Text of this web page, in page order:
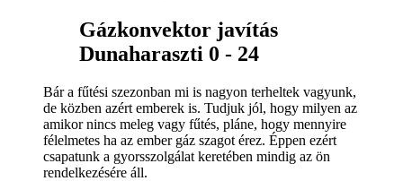
Gázkonvektor javítás
Dunaharaszti 0 - 24
Bár a fűtési szezonban mi is nagyon terheltek vagyunk,
de közben azért emberek is. Tudjuk jól, hogy milyen az
amikor nincs meleg vagy fűtés, pláne, hogy mennyire
félelmetes ha az ember gáz szagot érez. Éppen ezért
csapatunk a gyorsszolgálat keretében mindig az ön
rendelkezésére áll.